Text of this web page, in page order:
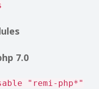
7.0
"remi-php*"